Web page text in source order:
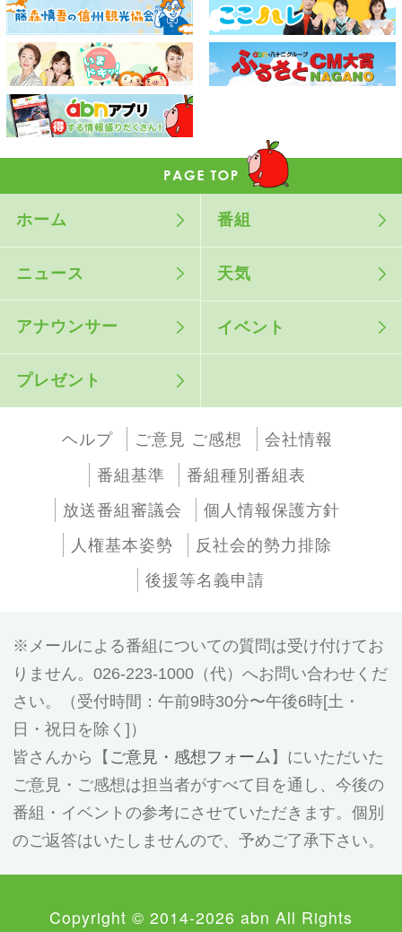
ホーム 番組
ニュース 天気
アナウンサー イベント
プレゼント
ヘルプ ご意見 ご感想
会社情報
番組基準
番組種別番組表
放送番組審議会
個人情報保護方針
人権基本姿勢
反社会的勢力排除
後援等名義申請
メールによる番組についての質問は受け付けてお
りません。026-223-1000（代）へお問い合わせくだ
さい。（受付時間：午前9時30分〜午後6時[土・
日・祝日を除く]）
皆さんから【 ご意見・感想フォーム 】にいただいた
ご意見・ご感想は担当者がすべて目を通し、今後の
番組・イベントの参考にさせていただきます。個別
のご返答はいたしませんので、予めご了承下さい。
Copyright © 2014-2026 abn All Rights